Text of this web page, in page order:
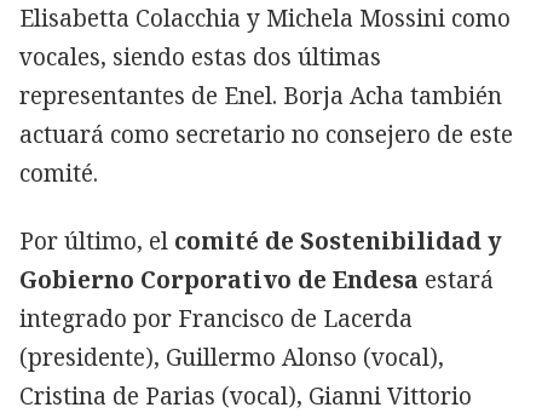
Elisabetta Colacchia y Michela Mossini como
vocales, siendo estas dos últimas
representantes de Enel. Borja Acha también
actuará como secretario no consejero de este
comité.
Por último, el comité de Sostenibilidad y
Gobierno Corporativo de Endesa estará
integrado por Francisco de Lacerda
(presidente), Guillermo Alonso (vocal),
Cristina de Parias (vocal), Gianni Vittorio